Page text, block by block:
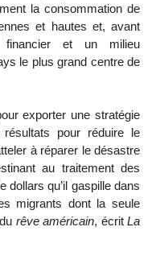
la consommation de
et hautes et, avant
financier et un milieu
le plus grand centre de
exporter une stratégie
pour réduire le
à réparer le désastre
au traitement des
dollars qu’il gaspille dans
migrants dont la seule
rêve américain, écrit La